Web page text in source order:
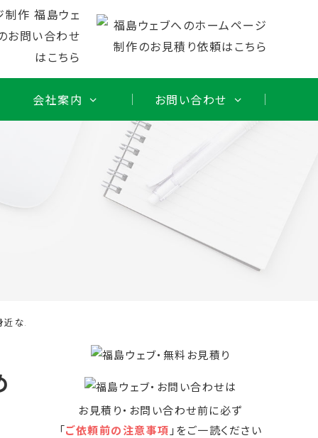
会社案内 お問い合わせ
な距離感で進めることができました。
お見積り・お問い合わせ前に必ず
「ご依頼前の注意事項 」をご一読ください